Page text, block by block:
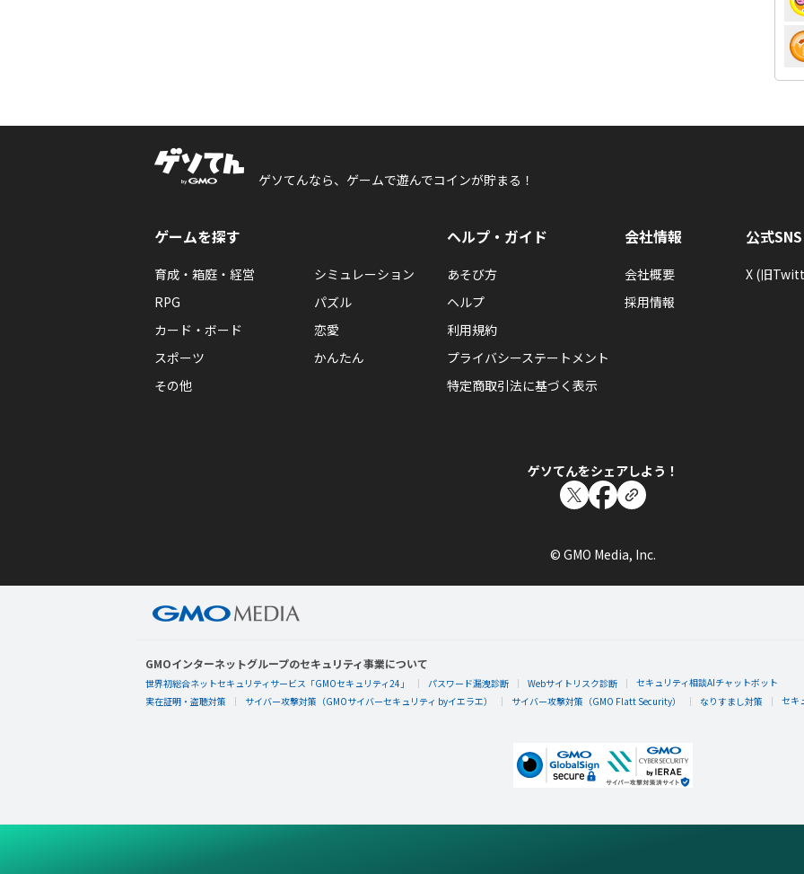
ゲソてんなら、ゲームで遊んでコインが貯まる！
ゲームを探す
育成・箱庭・経営
シミュレーション
RPG
パズル
カード・ボード
恋愛
スポーツ
かんたん
その他
ヘルプ・ガイド
あそび方
ヘルプ
利用規約
プライバシーステートメント
特定商取引法に基づく表示
会社情報
会社概要
採用情報
公式SNS
X (旧
ゲソてんをシェアしよう！
© GMO Media, Inc.
GMOインターネットグループのセキュリティ事業について
世界初総合ネットセキュリティサービス「GMOセキュリティ24」 パスワード漏洩診断 Webサイトリスク診断
セキュリティ相談AIチャットボット
実在証明・盗聴対策
サイバー攻撃対策（GMOサイバーセキュリティ byイエラエ） サイバー攻撃対策（GMO Flatt Security） なりすまし対策 セキ